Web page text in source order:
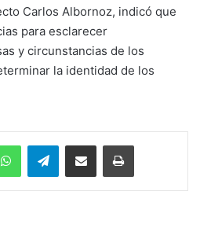
Carlos Albornoz, indicó que
para esclarecer
y circunstancias de los
la identidad de los
WhatsAppTelegramEnviar vía email Imprimir